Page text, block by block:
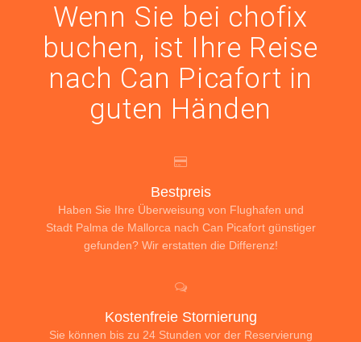
Wenn Sie bei chofix
buchen, ist Ihre Reise
nach Can Picafort in
guten Händen
Bestpreis
Haben Sie Ihre Überweisung von Flughafen und
Stadt Palma de Mallorca nach Can Picafort günstiger
gefunden? Wir erstatten die Differenz!
Kostenfreie Stornierung
Sie können bis zu 24 Stunden vor der Reservierung